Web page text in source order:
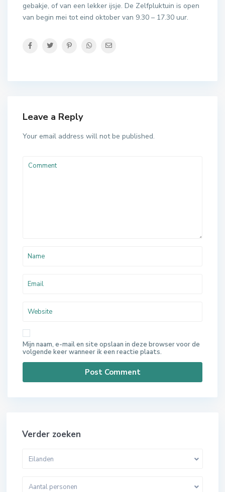
gebakje, of van een lekker ijsje. De Zelfpluktuin is open
van begin mei tot eind oktober van 9.30 – 17.30 uur.
Leave a Reply
Your email address will not be published.
Mijn naam, e-mail en site opslaan in deze browser voor de
volgende keer wanneer ik een reactie plaats.
Verder zoeken
Eilanden
Aantal personen